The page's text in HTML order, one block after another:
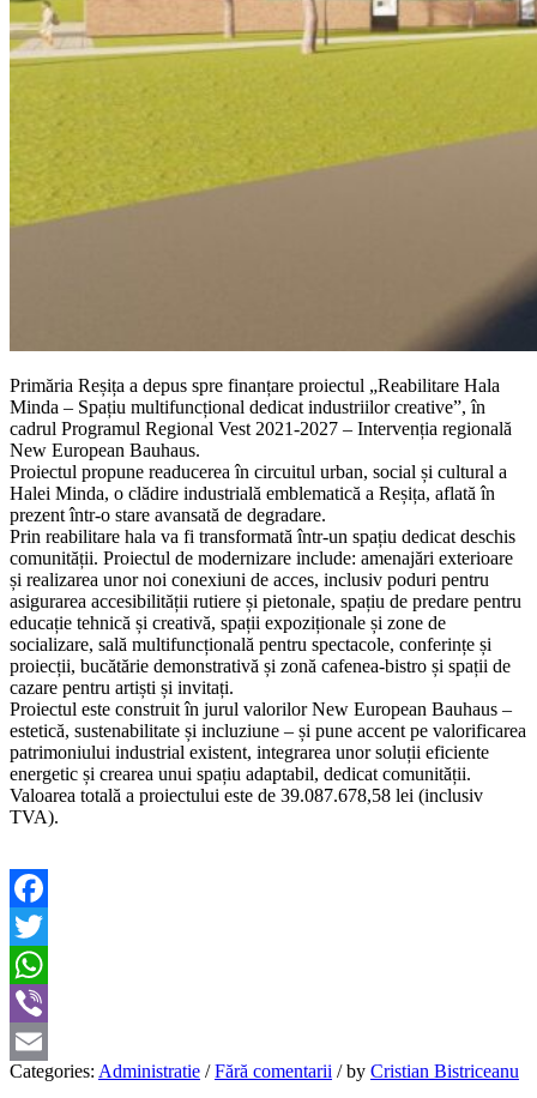
Primăria Reșița a depus spre finanțare proiectul „Reabilitare Hala
Minda – Spațiu multifuncțional dedicat industriilor creative”, în
cadrul Programul Regional Vest 2021-2027 – Intervenția regională
New European Bauhaus.
Proiectul propune readucerea în circuitul urban, social și cultural a
Halei Minda, o clădire industrială emblematică a Reșița, aflată în
prezent într-o stare avansată de degradare.
Prin reabilitare hala va fi transformată într-un spațiu dedicat deschis
comunității. Proiectul de modernizare include: amenajări exterioare
și realizarea unor noi conexiuni de acces, inclusiv poduri pentru
asigurarea accesibilității rutiere și pietonale, spațiu de predare pentru
educație tehnică și creativă, spații expoziționale și zone de
socializare, sală multifuncțională pentru spectacole, conferințe și
proiecții, bucătărie demonstrativă și zonă cafenea-bistro și spații de
cazare pentru artiști și invitați.
Proiectul este construit în jurul valorilor New European Bauhaus –
estetică, sustenabilitate și incluziune – și pune accent pe valorificarea
patrimoniului industrial existent, integrarea unor soluții eficiente
energetic și crearea unui spațiu adaptabil, dedicat comunității.
Valoarea totală a proiectului este de 39.087.678,58 lei (inclusiv
TVA).
Facebook
Twitter
WhatsApp
Viber
Email
Categories: Administratie / Fără comentarii /by Cristian Bistriceanu